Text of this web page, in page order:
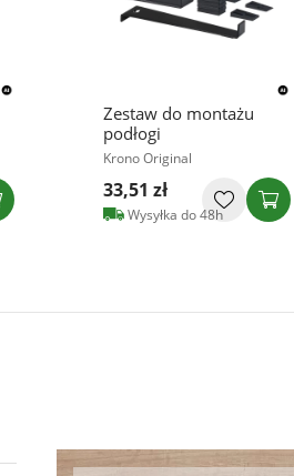
Zestaw do montażu
podłogi
Krono Original
33,51 zł
Wysyłka do 48h